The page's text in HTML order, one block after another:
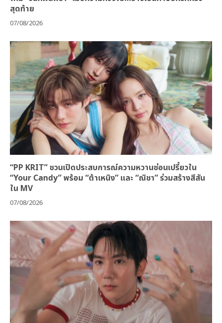
สุดท้าย
07/08/2026
“PP KRIT” ชวนเปิดประสบการณ์ความหวานซ่อนเปรี้ยวใน
“Your Candy” พร้อม “ต้าเหนิง” และ “ณิชา” ร่วมสร้างสีสัน
ใน MV
07/08/2026